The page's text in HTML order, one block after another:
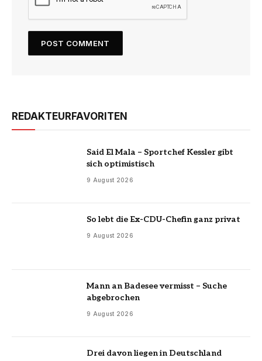
REDAKTEURFAVORITEN
Said El Mala – Sportchef Kessler gibt
sich optimistisch
9 August 2026
So lebt die Ex-CDU-Chefin ganz privat
9 August 2026
Mann an Badesee vermisst – Suche
abgebrochen
9 August 2026
Drei davon liegen in Deutschland